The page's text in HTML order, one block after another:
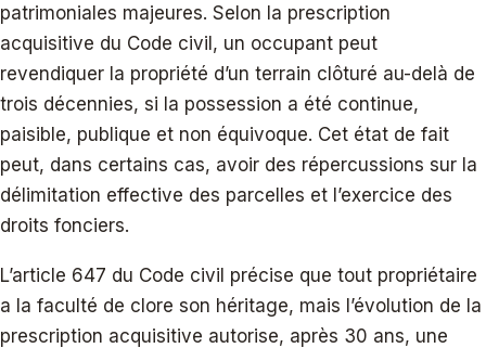
patrimoniales majeures. Selon la prescription
acquisitive du Code civil, un occupant peut
revendiquer la propriété d’un terrain clôturé au-delà de
trois décennies, si la possession a été continue,
paisible, publique et non équivoque. Cet état de fait
peut, dans certains cas, avoir des répercussions sur la
délimitation effective des parcelles et l’exercice des
droits fonciers.
L’article 647 du Code civil précise que tout propriétaire
a la faculté de clore son héritage, mais l’évolution de la
prescription acquisitive autorise, après 30 ans, une